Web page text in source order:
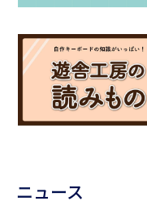
ニュース